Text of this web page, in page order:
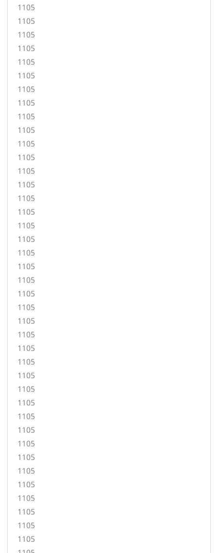
1105
1105
1105
1105
1105
1105
1105
1105
1105
1105
1105
1105
1105
1105
1105
1105
1105
1105
1105
1105
1105
1105
1105
1105
1105
1105
1105
1105
1105
1105
1105
1105
1105
1105
1105
1105
1105
1105
1105
1105